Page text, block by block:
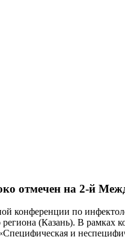
на 2-й
конференции по
(Казань). В рамках
и